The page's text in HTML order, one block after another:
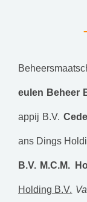
eulen Beheer
appij B.V.
ans Dings
B.V. M.C.M.
Holding B.V.